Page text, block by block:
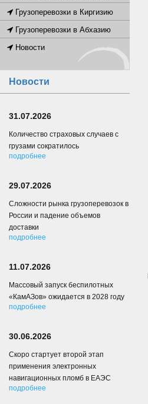
Грузоперевозки в Киргизию
Грузоперевозки в Абхазию
Новости
Новости
31.07.2026
Количество страховых случаев с
грузами сократилось
подробнее
29.07.2026
Сложности рынка грузоперевозок в
России и падение объемов
доставки
подробнее
11.07.2026
Массовый запуск беспилотных
«КамАЗов» ожидается в 2028 году
подробнее
30.06.2026
Скоро стартует второй этап
применения электронных
навигационных пломб в ЕАЭС
подробнее